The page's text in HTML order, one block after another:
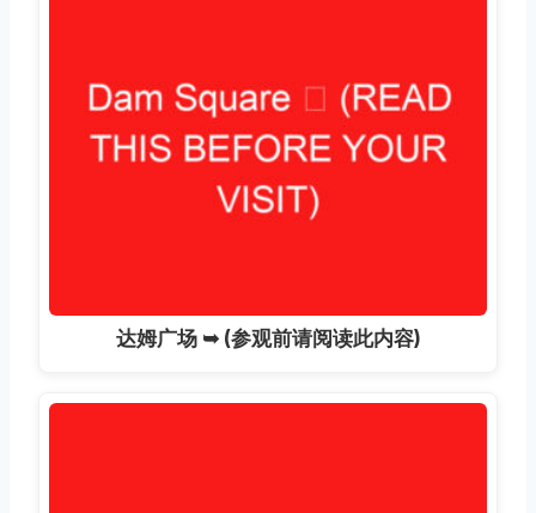
达姆广场 ➥ (参观前请阅读此内容)